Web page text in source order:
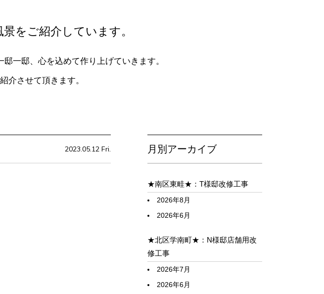
をご紹介しています。
一邸、心を込めて作り上げていきます。
介させて頂きます。
2023.05.12 Fri. 月別アーカイブ
★南区東畦★：T様邸改修工事
2026年8月
2026年6月
★北区学南町★：N様邸店舗用改
修工事
2026年7月
2026年6月